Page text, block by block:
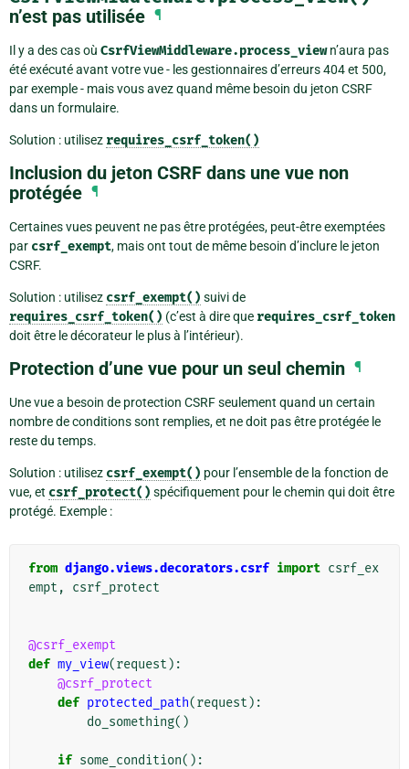
n’est pas utilisée ¶
Il y a des cas où CsrfViewMiddleware.process_viewn’aura pas
été exécuté avant votre vue - les gestionnaires d’erreurs 404 et 500,
par exemple - mais vous avez quand même besoin du jeton CSRF
dans un formulaire.
Solution : utilisez requires_csrf_token()
Inclusion du jeton CSRF dans une vue non
protégée ¶
Certaines vues peuvent ne pas être protégées, peut-être exemptées
par csrf_exempt, mais ont tout de même besoin d’inclure le jeton
CSRF.
Solution : utilisez csrf_exempt() suivi de
requires_csrf_token() (c’est à dire que requires_csrf_token
doit être le décorateur le plus à l’intérieur).
Protection d’une vue pour un seul chemin ¶
Une vue a besoin de protection CSRF seulement quand un certain
nombre de conditions sont remplies, et ne doit pas être protégée le
reste du temps.
Solution : utilisez csrf_exempt() pour l’ensemble de la fonction de
vue, et csrf_protect() spécifiquement pour le chemin qui doit être
protégé. Exemple :
from django.views.decorators.csrf import csrf_ex
empt , csrf_protect
@csrf_exempt
def my_view(request ):
@csrf_protect
def protected_path(request ):
do_something()
if some_condition():